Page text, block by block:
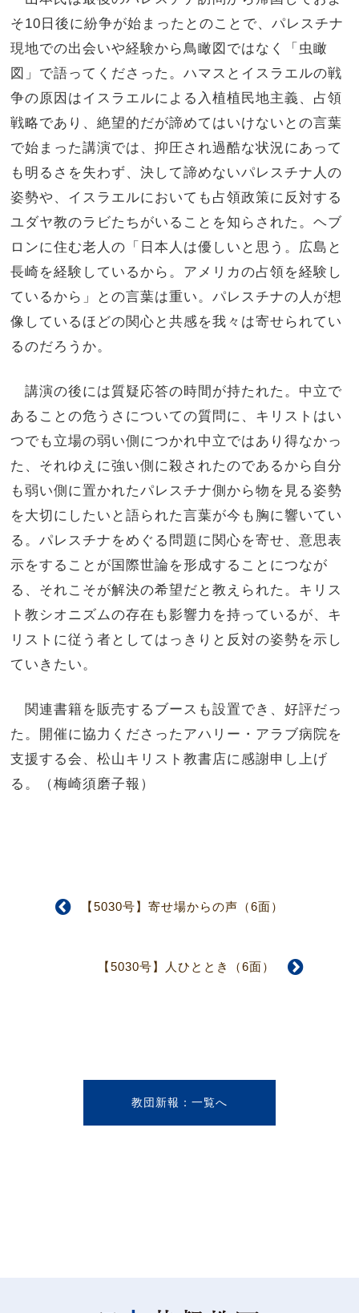
そ10日後に紛争が始まったとのことで、パレスチナ
現地での出会いや経験から鳥瞰図ではなく「虫瞰
図」で語ってくださった。ハマスとイスラエルの戦
争の原因はイスラエルによる入植植民地主義、占領
戦略であり、絶望的だが諦めてはいけないとの言葉
で始まった講演では、抑圧され過酷な状況にあって
も明るさを失わず、決して諦めないパレスチナ人の
姿勢や、イスラエルにおいても占領政策に反対する
ユダヤ教のラビたちがいることを知らされた。ヘブ
ロンに住む老人の「日本人は優しいと思う。広島と
長崎を経験しているから。アメリカの占領を経験し
ているから」との言葉は重い。パレスチナの人が想
像しているほどの関心と共感を我々は寄せられてい
るのだろうか。
講演の後には質疑応答の時間が持たれた。中立で
あることの危うさについての質問に、キリストはい
つでも立場の弱い側につかれ中立ではあり得なかっ
た、それゆえに強い側に殺されたのであるから自分
も弱い側に置かれたパレスチナ側から物を見る姿勢
を大切にしたいと語られた言葉が今も胸に響いてい
る。パレスチナをめぐる問題に関心を寄せ、意思表
示をすることが国際世論を形成することにつなが
る、それこそが解決の希望だと教えられた。キリス
ト教シオニズムの存在も影響力を持っているが、キ
リストに従う者としてはっきりと反対の姿勢を示し
ていきたい。
関連書籍を販売するブースも設置でき、好評だっ
た。開催に協力くださったアハリー・アラブ病院を
支援する会、松山キリスト教書店に感謝申し上げ
る。（梅崎須磨子報）
【5030号】寄せ場からの声（6面）
【5030号】人ひととき（6面）
教団新報